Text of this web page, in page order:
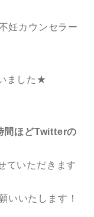
妊カウンセラー
ました★
間ほどTwitterの
ていただきます
いいたします！